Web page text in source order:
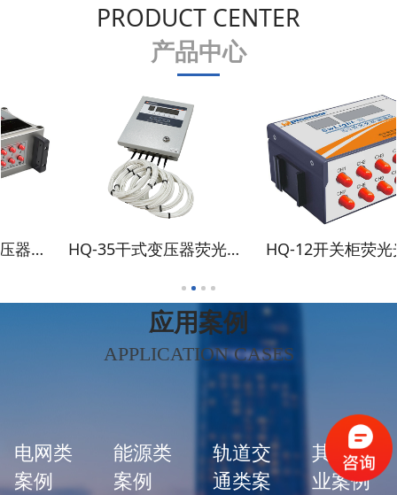
PRODUCT CENTER
产品中心
HQ-12开关柜荧光光纤测温装置 HQ-39环网柜电缆接头荧光光纤测温装置
应用案例
APPLICATION CASES
电网类
案例
能源类
案例
轨道交
通类案
其他行
业案例